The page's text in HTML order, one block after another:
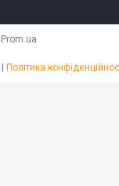
Prom.ua
| Політика